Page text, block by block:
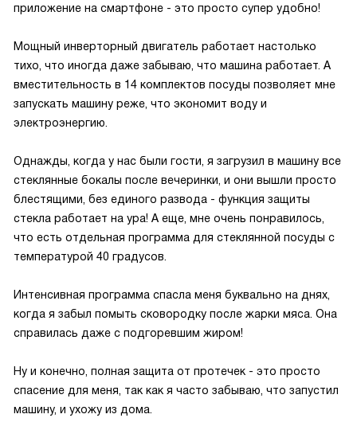
приложение на смартфоне - это просто супер удобно!
Мощный инверторный двигатель работает настолько
тихо, что иногда даже забываю, что машина работает. А
вместительность в 14 комплектов посуды позволяет мне
запускать машину реже, что экономит воду и
электроэнергию.
Однажды, когда у нас были гости, я загрузил в машину все
стеклянные бокалы после вечеринки, и они вышли просто
блестящими, без единого развода - функция защиты
стекла работает на ура! А еще, мне очень понравилось,
что есть отдельная программа для стеклянной посуды с
температурой 40 градусов.
Интенсивная программа спасла меня буквально на днях,
когда я забыл помыть сковородку после жарки мяса. Она
справилась даже с подгоревшим жиром!
Ну и конечно, полная защита от протечек - это просто
спасение для меня, так как я часто забываю, что запустил
машину, и ухожу из дома.